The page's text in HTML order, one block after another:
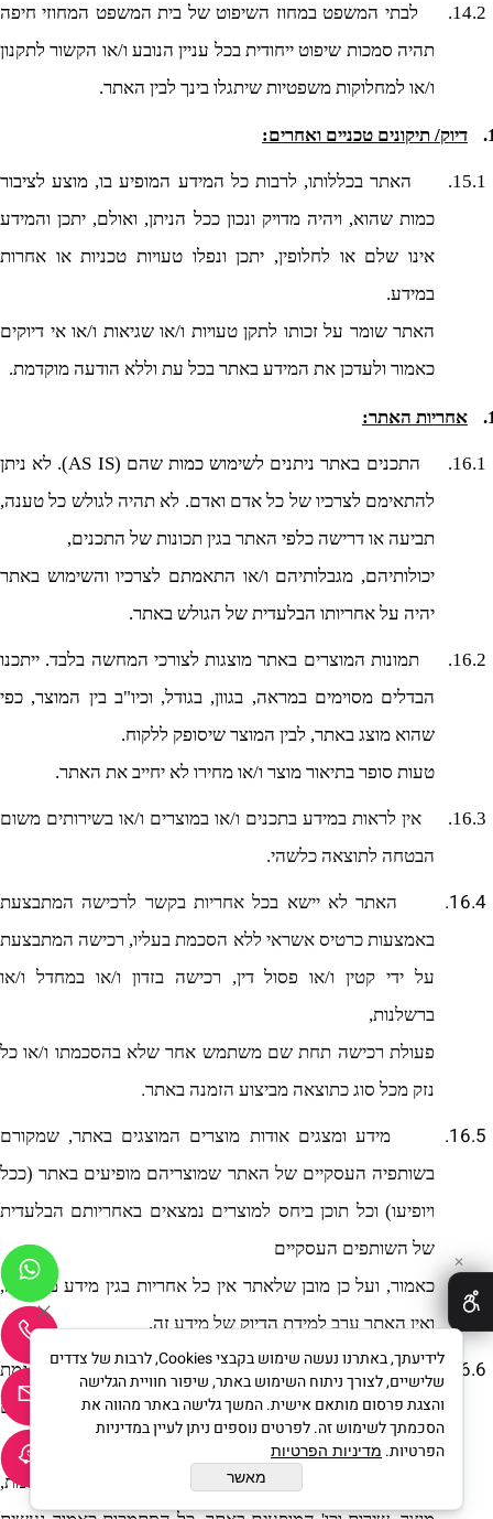
14.2.
לבתי המשפט במחוז השיפוט של בית המשפט המחוזי חיפה
תהיה סמכות שיפוט ייחודית בכל עניין הנובע ו/או הקשור לתקנון
ו/או למחלוקות משפטיות שיתגלו בינך לבין האתר.
דיוק/ תיקונים טכניים ואחרים:
15.1.
האתר בכללותו, לרבות כל המידע המופיע בו, מוצע לציבור
כמות שהוא, ויהיה מדויק ונכון ככל הניתן, ואולם, יתכן והמידע
אינו שלם או לחלופין, יתכן ונפלו טעויות טכניות או אחרות
במידע.
האתר שומר על זכותו לתקן טעויות ו/או שגיאות ו/או אי דיוקים
כאמור ולעדכן את המידע באתר בכל עת וללא הודעה מוקדמת.
אחריות האתר:
16.1. התכנים באתר ניתנים לשימוש כמות שהם (AS IS). לא ניתן
להתאימם לצרכיו של כל אדם ואדם. לא תהיה לגולש כל טענה,
תביעה או דרישה כלפי האתר בגין תכונות של התכנים,
יכולותיהם, מגבלותיהם ו/או התאמתם לצרכיו והשימוש באתר
יהיה על אחריותו הבלעדית של הגולש באתר.
16.2.
תמונות המוצרים באתר מוצגות לצורכי המחשה בלבד. ייתכנו
הבדלים מסוימים במראה, בגוון, בגודל, וכיו"ב בין המוצר, כפי
שהוא מוצג באתר, לבין המוצר שיסופק ללקוח.
טעות סופר בתיאור מוצר ו/או מחירו לא יחייב את האתר.
16.3. אין לראות במידע בתכנים ו/או במוצרים ו/או בשירותים משום
הבטחה לתוצאה כלשהי.
16.4.
האתר לא יישא בכל אחריות בקשר לרכישה המתבצעת
באמצעות כרטיס אשראי ללא הסכמת בעליו, רכישה המתבצעת
על ידי קטין ו/או פסול דין, רכישה בזדון ו/או במחדל ו/או
ברשלנות,
פעולת רכישה תחת שם משתמש אחר שלא בהסכמתו ו/או כל
נזק מכל סוג כתוצאה מביצוע הזמנה באתר.
16.5.
מידע ומצגים אודות מוצרים המוצגים באתר, שמקורם
בשותפיה העסקיים של האתר שמוצריהם מופיעים באתר (ככל
ויופיעו) וכל תוכן ביחס למוצרים נמצאים באחריותם הבלעדית
של השותפים העסקיים
כאמור, ועל כן מובן שלאתר אין כל אחריות בגין מידע מעין זה,
ואין האתר ערב למידת הדיוק של מידע זה.
16.6.
האתר לא יהיה אחראי לכל נזק (ישיר או עקיף), הפסד, עגמת
נפש והוצאות שייגרמו לגולשים ו/או לצדדים שלישיים כלשהם
בעקבות שימוש או הסתמכות
על כל תוכן, מידע, נתון, מצג, תמונה, וידאו, אודיו, פרסומת,
✕
לידיעתך, באתרנו נעשה שימוש בקבצי Cookies, לרבות של צדדים
שלישיים, לצורך ניתוח השימוש באתר, שיפור חוויית הגלישה
והצגת פרסום מותאם אישית. המשך גלישה באתר מהווה את
הסכמתך לשימוש זה. לפרטים נוספים ניתן לעיין במדיניות
הפרטיות. מדיניות הפרטיות
מאשר